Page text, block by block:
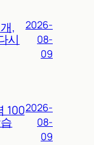
,
시
2026-
08-
09
1002026-
08-
09